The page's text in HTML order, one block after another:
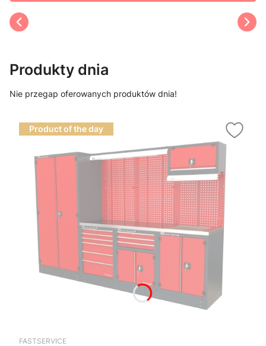
Produkty dnia
Nie przegap oferowanych produktów dnia!
Product of the day
FASTSERVICE